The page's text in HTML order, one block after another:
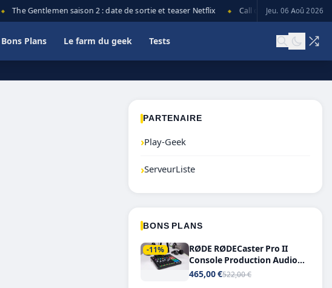
◆ The Gentlemen saison 2 : date de sortie et teaser Netflix ◆ Call of Duty: Black Ops 7
Jeu. 06 Aoû 2026
Bons Plans Le farm du geek Tests
PARTENAIRE
›Play-Geek
›ServeurListe
BONS PLANS
-11%
RØDE RØDECaster Pro II
Console Production Audio
Tout-en-Un, Bluetooth et
465,00 €522,00 €